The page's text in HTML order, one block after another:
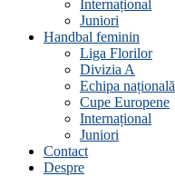
Internațional
Juniori
Handbal feminin
Liga Florilor
Divizia A
Echipa națională
Cupe Europene
Internațional
Juniori
Contact
Despre